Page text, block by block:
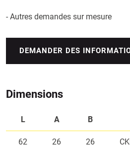
- Autres demandes sur mesure
DEMANDER DES
Dimensions
L A B
62 26 26